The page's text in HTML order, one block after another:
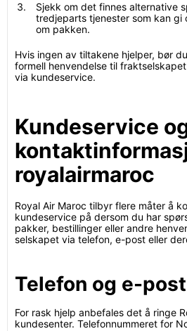
Sjekk om det finnes alternative
tredjeparts tjenester som kan gi
om pakken.
Hvis ingen av tiltakene hjelper, bør
formell henvendelse til
via kundeservice.
Kundeservice
royalairmaroc
Royal Air Maroc tilbyr flere måter å
kundeservice på dersom du har
pakker, bestillinger eller andre
selskapet via telefon, e-post eller
Telefon og e-post
For rask hjelp anbefales det å ringe
kundesenter. Telefonnummeret for